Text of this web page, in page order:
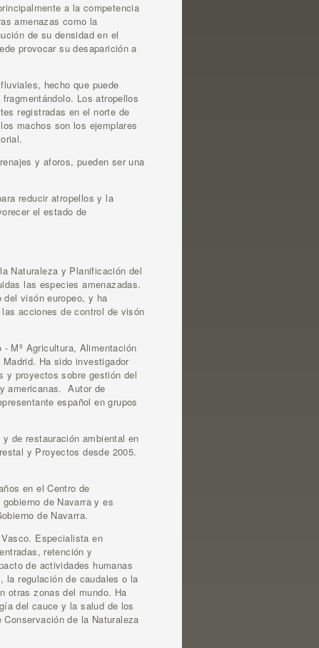
a la competencia
amenazas como la
de su densidad en el
provocar su desaparición a
hecho que puede
Los atropellos
registradas en el norte de
machos son los ejemplares
y aforos, pueden ser una
reducir atropellos y la
el estado de
Naturaleza y Planificación del
las especies amenazadas.
visón europeo, y ha
acciones de control de visón
- Mº Agricultura, Alimentación
Ha sido investigador
y proyectos sobre gestión del
americanas. Autor de
español en grupos
de restauración ambiental en
y Proyectos desde 2005.
en el Centro de
de Navarra y es
de Navarra.
Especialista en
retención y
de actividades humanas
la regulación de caudales o la
otras zonas del mundo. Ha
del cauce y la salud de los
de la Naturaleza